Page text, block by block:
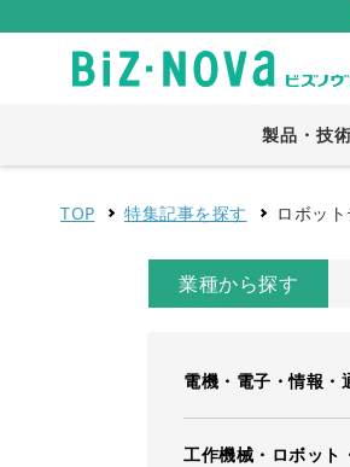
製品・技
TOP 特集記事を探す ロボッ
業種から探す
電機・電子・情報・
工作機械・ロボット